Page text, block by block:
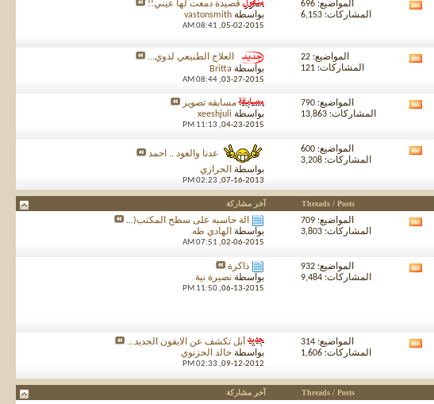
المواضيع: 696
المشاركات: 6,153
قصيدة دمعت لها عيني!!
بواسطة vastonsmith
05-02-2015,
08:41 AM
المواضيع: 22
المشاركات: 121
العلاج الطبيعي لذوي...
بواسطة Britta
03-27-2015,
08:44 AM
المواضيع: 790
المشاركات: 13,863
مسابقه تصوير
بواسطة xeeshjuli
04-23-2015,
11:13 PM
المنتدى
المواضيع: 600
المشاركات: 3,208
عدنا والعود .. احمد
بواسطة الحرازي
07-16-2013,
02:23 PM
Threads / Posts آخر مشاركة
المواضيع: 709
المشاركات: 3,803
آلة حاسبه على سطح المكتب(...
بواسطة الهادي طه
02-06-2015,
07:51 AM
المواضيع: 932
المشاركات: 9,484
ذاكرة
بواسطة نصيرة نية
06-13-2015,
11:50 PM
المنتدى
المواضيع: 314
المشاركات: 1,606
أبل تكشف عن الايفون الجديد...
بواسطة خالد الحزنوي
09-12-2012,
02:33 PM
Threads / Posts آخر مشاركة